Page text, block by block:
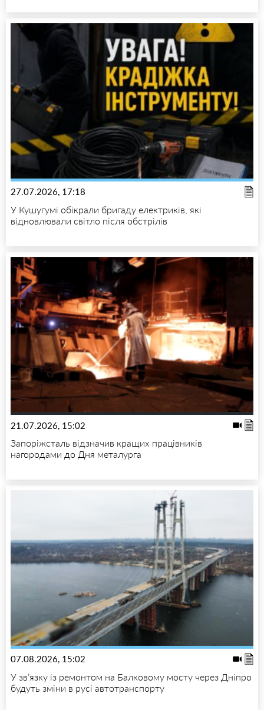
27.07.2026, 17:18
У Кушугумі обікрали бригаду електриків, які
відновлювали світло після обстрілів
21.07.2026, 15:02
Запоріжсталь відзначив кращих працівників
нагородами до Дня металурга
07.08.2026, 15:02
У зв’язку із ремонтом на Балковому мосту через Дніпро
будуть зміни в русі автотранспорту